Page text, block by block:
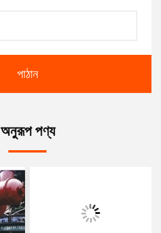
পাঠান
অনুরূপ পণ্য